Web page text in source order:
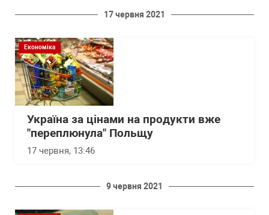
17 червня 2021
Економіка
Україна за цінами на продукти вже
"переплюнула" Польщу
17 червня, 13:46
9 червня 2021